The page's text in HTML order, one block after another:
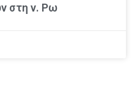
στη ν. Ρω